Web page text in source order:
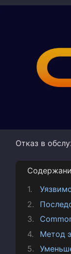
Отказ в
Метод